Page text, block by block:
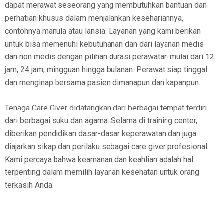
dapat merawat seseorang yang membutuhkan bantuan dan
perhatian khusus dalam menjalankan kesehariannya,
contohnya manula atau lansia. Layanan yang kami berikan
untuk bisa memenuhi kebutuhanan dan dari layanan medis
dan non medis dengan pilihan durasi perawatan mulai dari 12
jam, 24 jam, mingguan hingga bulanan. Perawat siap tinggal
dan menginap bersama pasien dimanapun dan kapanpun.
Tenaga Care Giver didatangkan dari berbagai tempat terdiri
dari berbagai suku dan agama. Selama di training center,
diberikan pendidikan dasar-dasar keperawatan dan juga
diajarkan sikap dan perilaku sebagai care giver profesional.
Kami percaya bahwa keamanan dan keahlian adalah hal
terpenting dalam memilih layanan kesehatan untuk orang
terkasih Anda.